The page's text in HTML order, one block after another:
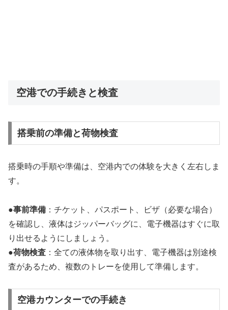
空港での手続きと検査
搭乗前の準備と荷物検査
搭乗時の手順や準備は、空港内での体験を大きく左右しま
す。
●事前準備 ：チケット、パスポート、ビザ（必要な場合）
を確認し、液体はジッパーバッグに、電子機器はすぐに取
り出せるようにしましょう。
●荷物検査 ：全ての液体物を取り出す、電子機器は別途検
査があるため、複数のトレーを使用して準備します。
空港カウンターでの手続き